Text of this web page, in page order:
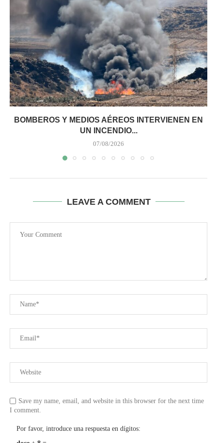
BOMBEROS Y MEDIOS AÉREOS INTERVIENEN EN
UN INCENDIO...
07/08/2026
LEAVE A COMMENT
Save my name, email, and website in this browser for the next time
I comment.
Por favor, introduce una respuesta en dígitos: